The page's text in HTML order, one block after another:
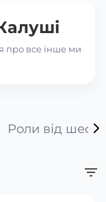
про все інше ми
Роли від шефа